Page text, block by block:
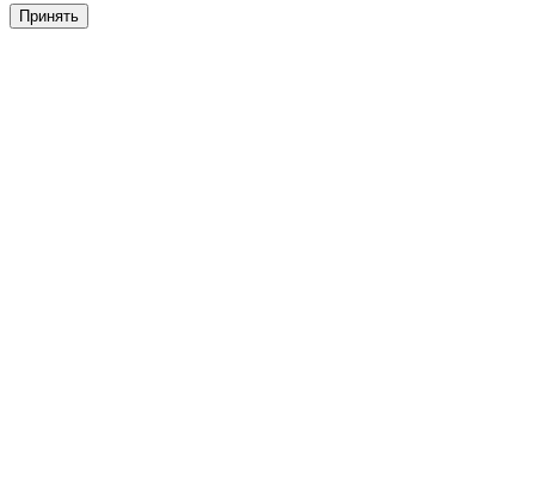
Принять